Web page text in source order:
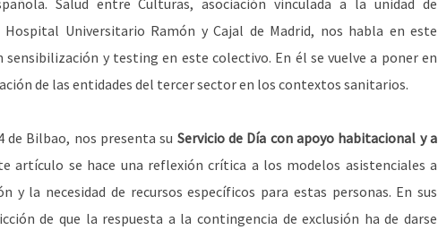
Salud entre Culturas, asociación vinculada a la unidad de
Universitario Ramón y Cajal de Madrid, nos habla en este
y testing en este colectivo. En él se vuelve a poner en
de las entidades del tercer sector en los contextos sanitarios.
de Bilbao, nos presenta su Servicio de Día con apoyo habitacional y a
artículo se hace una reflexión crítica a los modelos asistenciales a
y la necesidad de recursos específicos para estas personas. En sus
de que la respuesta a la contingencia de exclusión ha de darse